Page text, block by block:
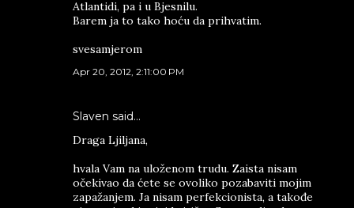
Atlantidi, pa i u Bjesnilu.
Barem ja to tako hoću da prihvatim.
svesamjerom
Apr 20, 2012, 2:11:00 PM
Slaven said…
Draga Ljiljana,
hvala Vam na uloženom trudu. Zaista nisam
očekivao da ćete se ovoliko pozabaviti mojim
zapažanjem. Ja nisam perfekcionista, a takođe